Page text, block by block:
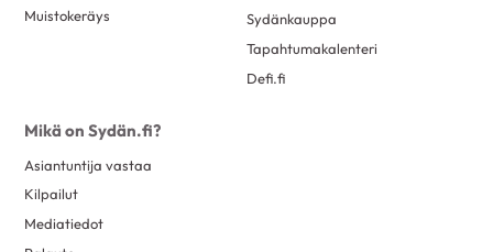
Muistokeräys
Sydänkauppa
Tapahtumakalenteri
Defi.fi
Mikä on Sydän.fi?
Asiantuntija vastaa
Kilpailut
Mediatiedot